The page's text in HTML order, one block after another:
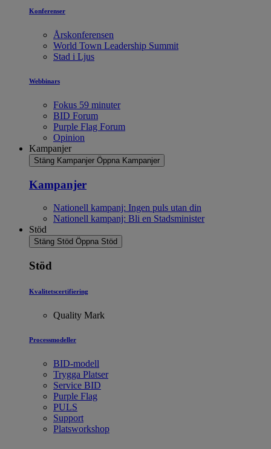
Konferenser
Årskonferensen
World Town Leadership Summit
Stad i Ljus
Webbinars
Fokus 59 minuter
BID Forum
Purple Flag Forum
Opinion
Kampanjer
Stäng Kampanjer Öppna Kampanjer
Kampanjer
Nationell kampanj: Ingen puls utan din
Nationell kampanj: Bli en Stadsminister
Stöd
Stäng Stöd Öppna Stöd
Stöd
Kvalitetscertifiering
Quality Mark
Processmodeller
BID-modell
Trygga Platser
Service BID
Purple Flag
PULS
Support
Platsworkshop